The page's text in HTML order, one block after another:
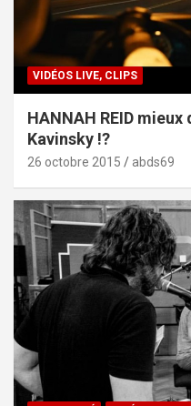
VIDÉOS LIVE, CLIPS
HANNAH REID mieux
Kavinsky !?
26 octobre 2015 abds69